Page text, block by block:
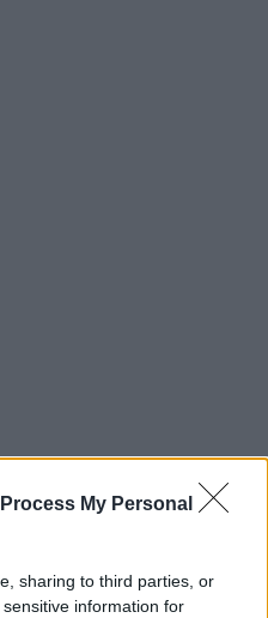
My Personal
sharing to third parties, or
information for